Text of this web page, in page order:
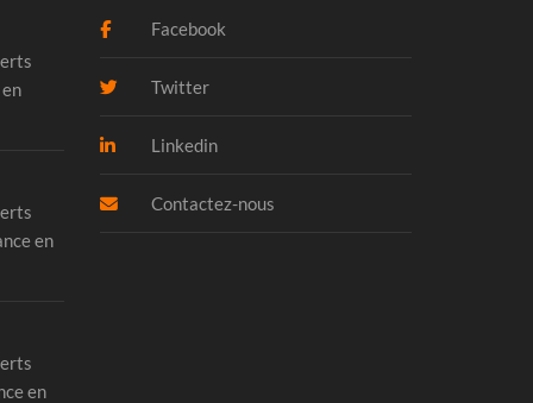
en
en
Facebook
Twitter
Linkedin
Contactez-nous